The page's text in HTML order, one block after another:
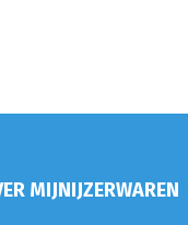
MIJNIJZERWAREN